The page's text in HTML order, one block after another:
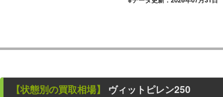
【状態別の買取相場】 ヴィットピレン250